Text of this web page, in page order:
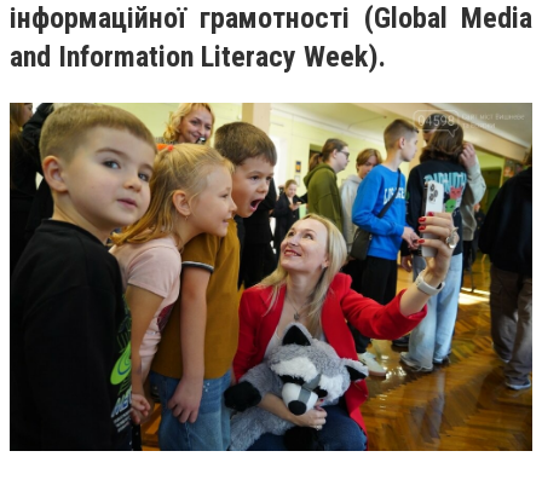
інформаційної грамотності (Global Media
and Information Literacy Week).